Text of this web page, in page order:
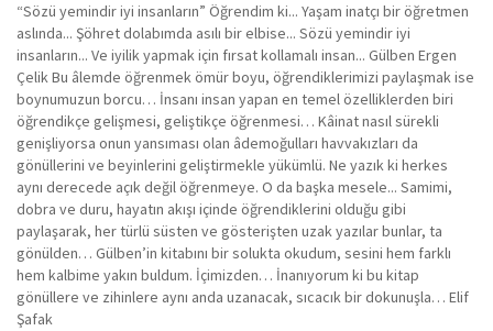
“Sözü yemindir iyi insanların” Öğrendim ki... Yaşam inatçı bir öğretmen
aslında... Şöhret dolabımda asılı bir elbise... Sözü yemindir iyi
insanların... Ve iyilik yapmak için fırsat kollamalı insan... Gülben Ergen
Çelik Bu âlemde öğrenmek ömür boyu, öğrendiklerimizi paylaşmak ise
boynumuzun borcu… İnsanı insan yapan en temel özelliklerden biri
öğrendikçe gelişmesi, geliştikçe öğrenmesi… Kâinat nasıl sürekli
genişliyorsa onun yansıması olan âdemoğulları havvakızları da
gönüllerini ve beyinlerini geliştirmekle yükümlü. Ne yazık ki herkes
aynı derecede açık değil öğrenmeye. O da başka mesele... Samimi,
dobra ve duru, hayatın akışı içinde öğrendiklerini olduğu gibi
paylaşarak, her türlü süsten ve gösterişten uzak yazılar bunlar, ta
gönülden… Gülben’in kitabını bir solukta okudum, sesini hem farklı
hem kalbime yakın buldum. İçimizden… İnanıyorum ki bu kitap
gönüllere ve zihinlere aynı anda uzanacak, sıcacık bir dokunuşla… Elif
Şafak